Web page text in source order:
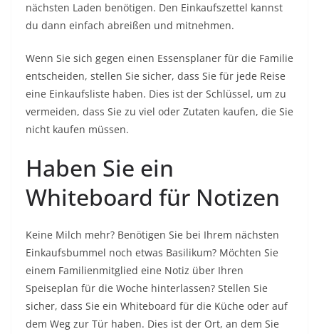
nächsten Laden benötigen. Den Einkaufszettel kannst
du dann einfach abreißen und mitnehmen.
Wenn Sie sich gegen einen Essensplaner für die Familie
entscheiden, stellen Sie sicher, dass Sie für jede Reise
eine Einkaufsliste haben. Dies ist der Schlüssel, um zu
vermeiden, dass Sie zu viel oder Zutaten kaufen, die Sie
nicht kaufen müssen.
Haben Sie ein
Whiteboard für Notizen
Keine Milch mehr? Benötigen Sie bei Ihrem nächsten
Einkaufsbummel noch etwas Basilikum? Möchten Sie
einem Familienmitglied eine Notiz über Ihren
Speiseplan für die Woche hinterlassen? Stellen Sie
sicher, dass Sie ein Whiteboard für die Küche oder auf
dem Weg zur Tür haben. Dies ist der Ort, an dem Sie